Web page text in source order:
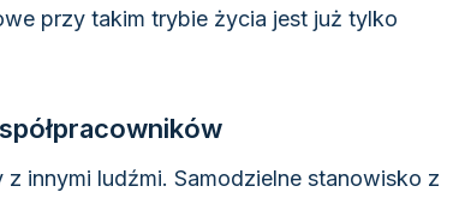
przy takim trybie życia jest już tylko
innymi ludźmi. Samodzielne stanowisko z